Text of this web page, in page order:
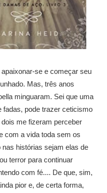
se e começar seu
Mas, três anos
minguaram. Sei que uma
fadas, pode trazer ceticismo
me fizeram perceber
com a vida toda sem os
histórias sejam elas de
terror para continuar
com fé.... De que, sim,
pior e, de certa forma,